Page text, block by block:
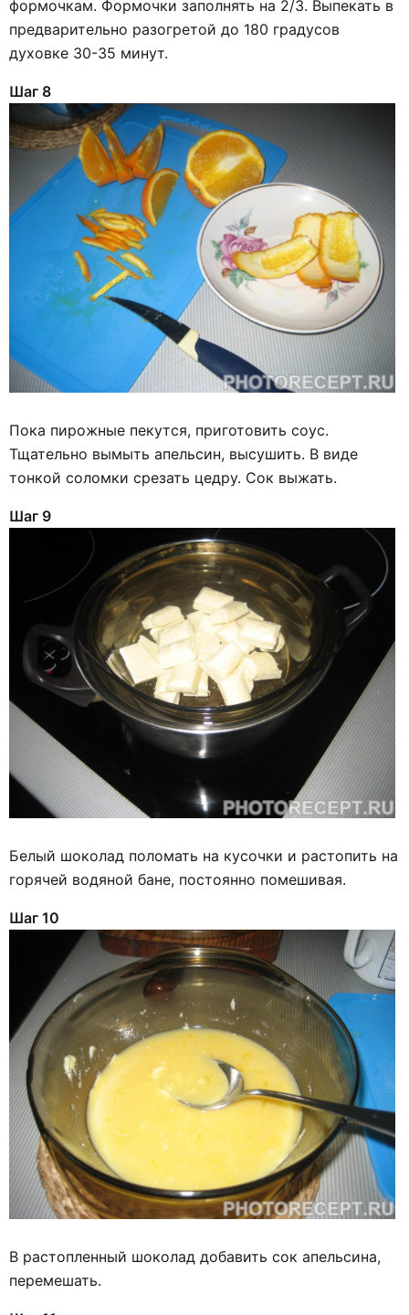
формочкам. Формочки заполнять на 2/3. Выпекать в
предварительно разогретой до 180 градусов
духовке 30-35 минут.
Шаг 8
Пока пирожные пекутся, приготовить соус.
Тщательно вымыть апельсин, высушить. В виде
тонкой соломки срезать цедру. Сок выжать.
Шаг 9
Белый шоколад поломать на кусочки и растопить на
горячей водяной бане, постоянно помешивая.
Шаг 10
В растопленный шоколад добавить сок апельсина,
перемешать.